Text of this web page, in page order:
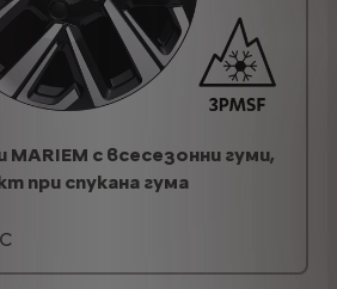
с всесезонни гуми,
при спукана гума